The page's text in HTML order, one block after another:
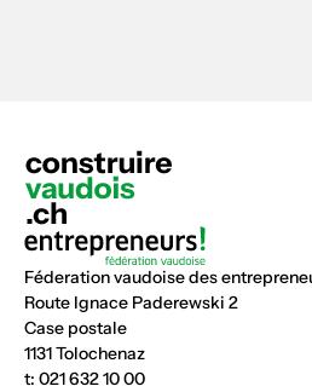
Féderation vaudoise des
Route Ignace Paderewski 2
Case postale
1131 Tolochenaz
t: 021 632 10 00